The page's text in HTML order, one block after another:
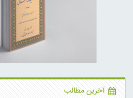
آخرین مطالب